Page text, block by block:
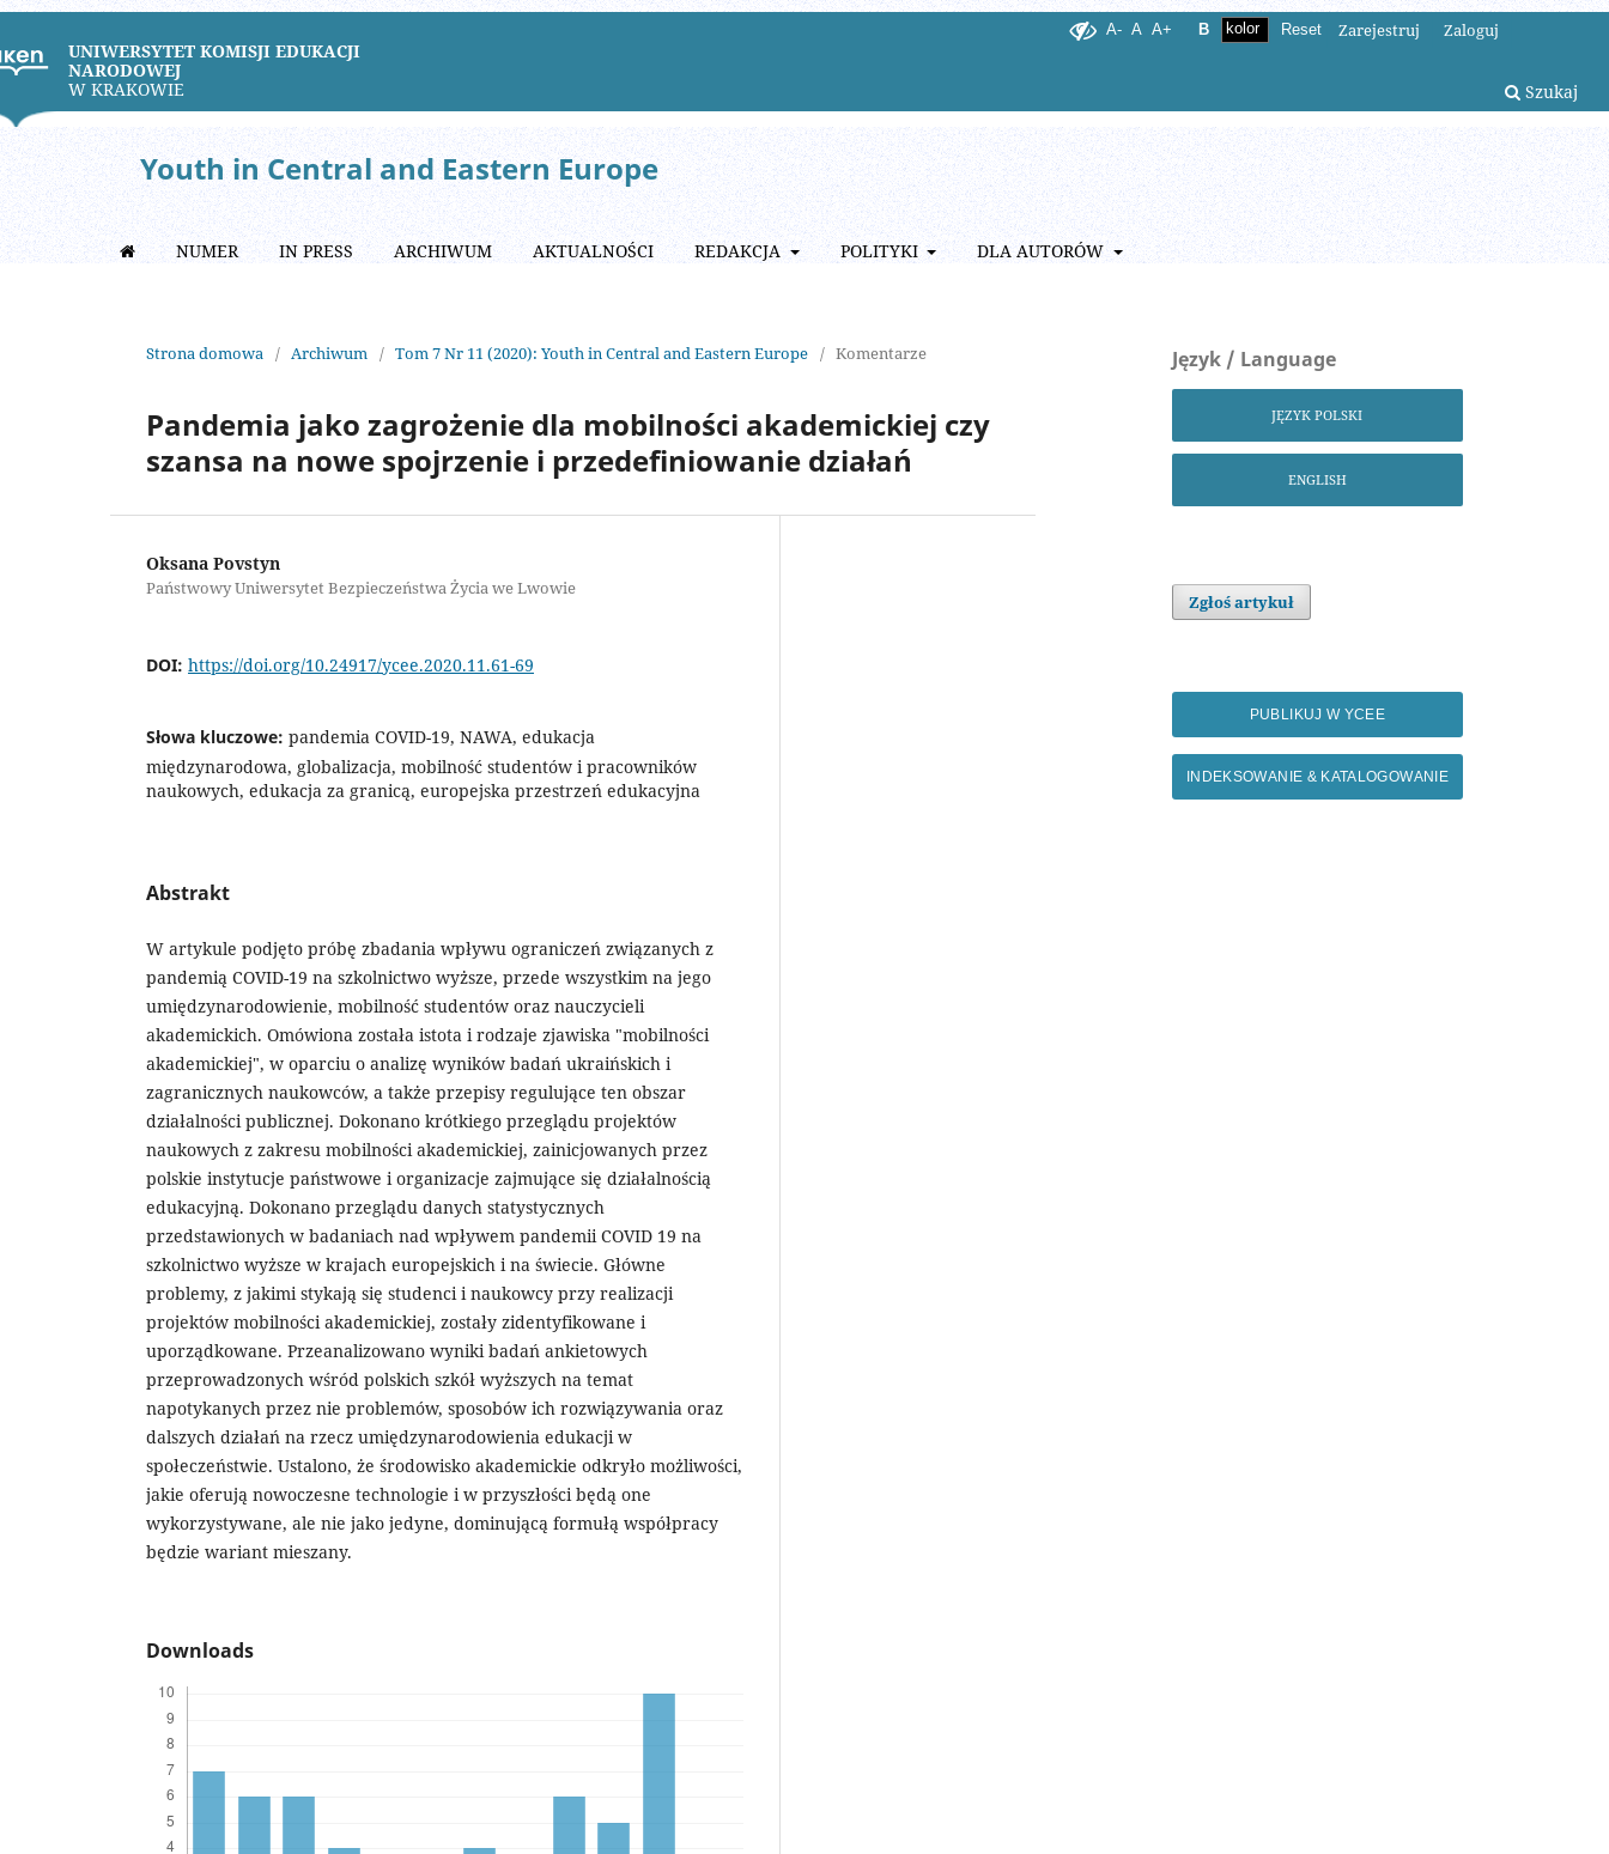
UNIWERSYTET KOMISJI EDUKACJI
NARODOWEJ
W KRAKOWIE
Szukaj
Youth in Central and Eastern Europe
NUMER IN PRESS ARCHIWUM AKTUALNOŚCI REDAKCJA POLITYKI DLA AUTORÓW
A- A A+ B Reset Zarejestruj Zaloguj
Strona domowa / Archiwum / Tom 7 Nr 11 (2020): Youth in Central and Eastern Europe / Komentarze
Pandemia jako zagrożenie dla mobilności akademickiej czy
szansa na nowe spojrzenie i przedefiniowanie działań
Oksana Povstyn
Państwowy Uniwersytet Bezpieczeństwa Życia we Lwowie
DOI: https://doi.org/10.24917/ycee.2020.11.61-69
Słowa kluczowe: pandemia COVID-19, NAWA, edukacja
międzynarodowa, globalizacja, mobilność studentów i pracowników
naukowych, edukacja za granicą, europejska przestrzeń edukacyjna
Abstrakt
W artykule podjęto próbę zbadania wpływu ograniczeń związanych z
pandemią COVID-19 na szkolnictwo wyższe, przede wszystkim na jego
umiędzynarodowienie, mobilność studentów oraz nauczycieli
akademickich. Omówiona została istota i rodzaje zjawiska "mobilności
akademickiej", w oparciu o analizę wyników badań ukraińskich i
zagranicznych naukowców, a także przepisy regulujące ten obszar
działalności publicznej. Dokonano krótkiego przeglądu projektów
naukowych z zakresu mobilności akademickiej, zainicjowanych przez
polskie instytucje państwowe i organizacje zajmujące się działalnością
edukacyjną. Dokonano przeglądu danych statystycznych
przedstawionych w badaniach nad wpływem pandemii COVID 19 na
szkolnictwo wyższe w krajach europejskich i na świecie. Główne
problemy, z jakimi stykają się studenci i naukowcy przy realizacji
projektów mobilności akademickiej, zostały zidentyfikowane i
uporządkowane. Przeanalizowano wyniki badań ankietowych
przeprowadzonych wśród polskich szkół wyższych na temat
napotykanych przez nie problemów, sposobów ich rozwiązywania oraz
dalszych działań na rzecz umiędzynarodowienia edukacji w
społeczeństwie. Ustalono, że środowisko akademickie odkryło możliwości,
jakie oferują nowoczesne technologie i w przyszłości będą one
wykorzystywane, ale nie jako jedyne, dominującą formułą współpracy
będzie wariant mieszany.
Downloads
Język / Language
JĘZYK POLSKI
ENGLISH
Zgłoś artykuł
PUBLIKUJ W YCEE
INDEKSOWANIE & KATALOGOWANIE